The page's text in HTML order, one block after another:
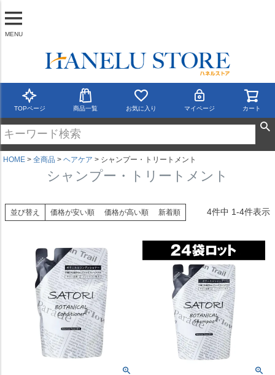
MENU
TOPページ 商品一覧 お気に入り マイページ カート
HOME 全商品 ヘアケア シャンプー・トリートメント
シャンプー・トリートメント
並び替え 価格が安い順 価格が高い順 新着順 4件中 1-4件表示